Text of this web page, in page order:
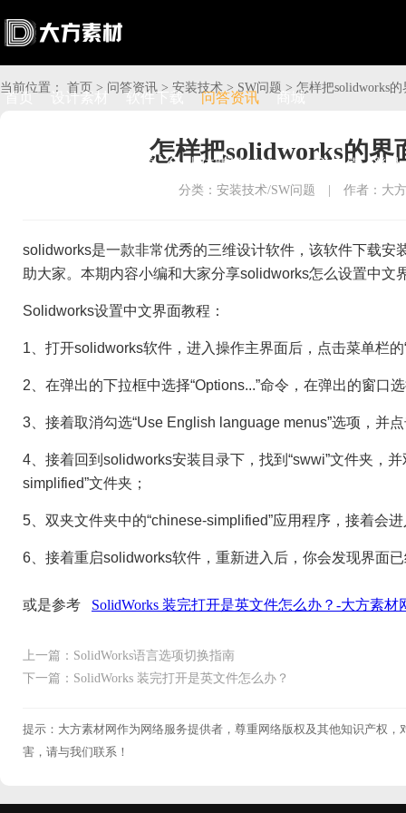
首页 设计素材 软件下载 问答资讯 商城
搜索  上传赚钱  VIP  充值 登录
当前位置： 首页 > 问答资讯 > 安装技术>SW问题 > 怎样把solidworks
怎样把solidworks的界
分类：安装技术/SW问题 作者：大
solidworks是一款非常优秀的三维设计软件，该软件下载
助大家。本期内容小编和大家分享solidworks怎么设置中文
Solidworks设置中文界面教程：
1、打开solidworks软件，进入操作主界面后，点击菜单栏的
2、在弹出的下拉框中选择“Options...”命令，在弹出的窗口
3、接着取消勾选“Use English language menus”选项，并
4、接着回到solidworks安装目录下，找到“swwi”文件夹，
simplified”文件夹；
5、双夹文件夹中的“chinese-simplified”应用程序，接着会
6、接着重启solidworks软件，重新进入后，你会发现界面
或是参考 SolidWorks 装完打开是英文件怎么办？-大方素材
上一篇：SolidWorks语言选项切换指南
下一篇：SolidWorks 装完打开是英文件怎么办？
提示：大方素材网作为网络服务提供者，尊重网络版权及其他知识产权
害，请与我们联系！